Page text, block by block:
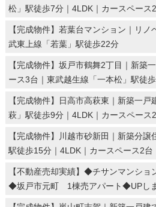
松」駅徒歩7分｜4LDK｜カースペース
【完成物件】若葉台マンション｜リ
武東上線「若葉」駅徒歩22分
【完成物件】坂戸市鶴舞2丁目｜新築
ース3台｜東武越生線「一本松」駅徒
【完成物件】日高市高萩東｜新築一
萩」駅徒歩9分｜4LDK｜カースペース
【完成物件】川越市砂新田｜新築分譲
駅徒歩15分｜4LDK｜カースペース2台
【不動産売却実績】◆チサンマンシ
◆坂戸市元町 1棟売アパート◆UPしま